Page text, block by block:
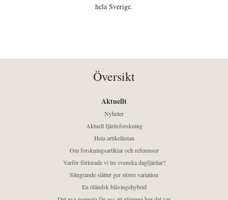
hela Sverige.
Översikt
Aktuellt
Nyheter
Aktuell fjärilsforskning
Hela artikellistan
Om forskningsartiklar och referenser
Varför förlorade vi tre svenska dagfjärilar?
Slingrande slåtter ger större variation
En öländsk blåvingehybrid